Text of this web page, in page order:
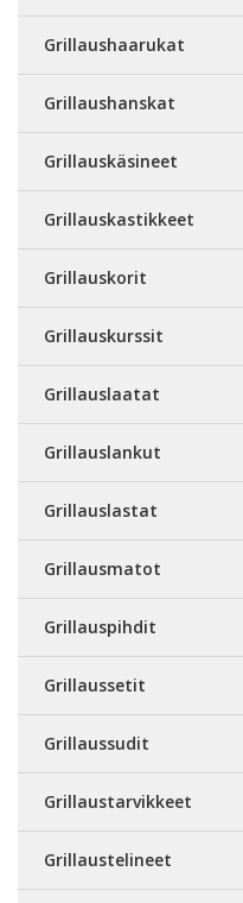
Grillaushaarukat
Grillaushanskat
Grillauskäsineet
Grillauskastikkeet
Grillauskorit
Grillauskurssit
Grillauslaatat
Grillauslankut
Grillauslastat
Grillausmatot
Grillauspihdit
Grillaussetit
Grillaussudit
Grillaustarvikkeet
Grillaustelineet